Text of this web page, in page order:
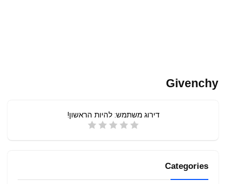
Givenchy
דירוג משתמש:להיות הראשון!
Categories